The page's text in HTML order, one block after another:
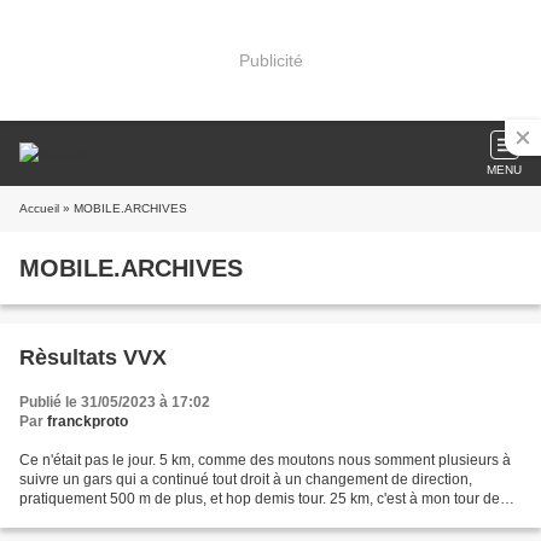
Publicité
MENU
Accueil » MOBILE.ARCHIVES
MOBILE.ARCHIVES
Rèsultats VVX
Publié le 31/05/2023 à 17:02
Par franckproto
Ce n'était pas le jour. 5 km, comme des moutons nous somment plusieurs à
suivre un gars qui a continué tout droit à un changement de direction,
pratiquement 500 m de plus, et hop demis tour. 25 km, c'est à mon tour de